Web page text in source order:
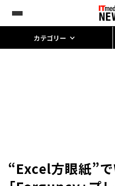
カテゴリー
“Excel方眼紙”